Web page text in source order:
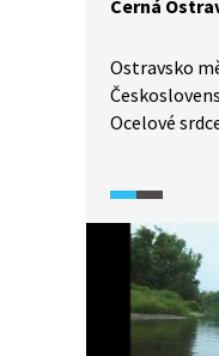
Černá
Ostravsko
Ocelové
horníkem
prestiž,
byt a jiné
horníkem
těžkou
na